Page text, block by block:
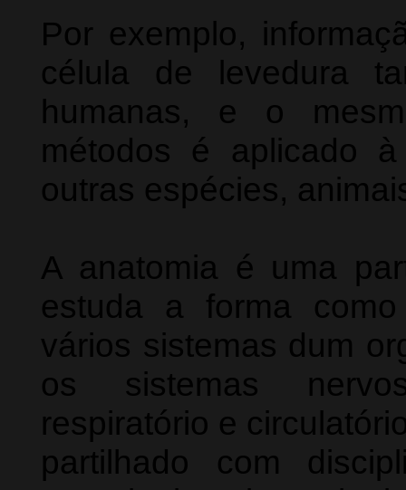
Por exemplo,
célula de levedura
humanas, e o
métodos é aplicado
outras espécies,
A anatomia é uma
estuda a forma
vários sistemas dum
os sistemas
respiratório e
partilhado com